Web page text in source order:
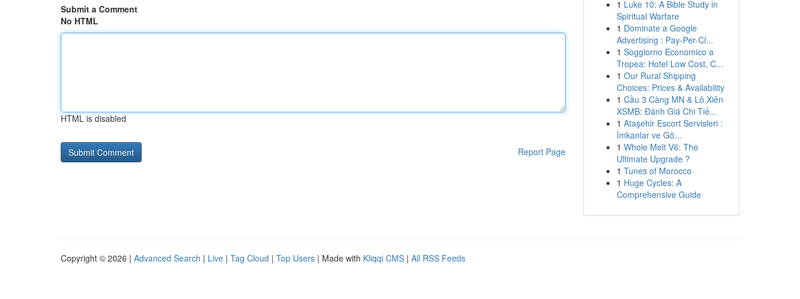
Submit a Comment
No HTML
HTML is disabled
Report Page
1 Luke 10: A Bible Study in
Spiritual Warfare
1 Dominate a Google
Advertising : Pay-Per-Cl...
1 Soggiorno Economico a
Tropea: Hotel Low Cost, C...
1 Our Rural Shipping
Choices: Prices & Availability
1 Cầu 3 Càng MN & Lô Xiên
XSMB: Đánh Giá Chi Tiế...
1 Ataşehir Escort Servisleri :
İmkanlar ve Gö...
1 Whole Melt V6: The
Ultimate Upgrade ?
1 Tunes of Morocco
1 Huge Cycles: A
Comprehensive Guide
Copyright © 2026 | Advanced Search | Live | Tag Cloud | Top Users | Made with Kliqqi CMS | All RSS Feeds